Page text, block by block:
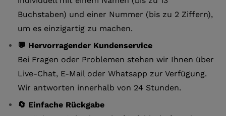
Buchstaben) und einer Nummer (bis zu 2 Ziffern),
um es einzigartig zu machen.
💬 Hervorragender Kundenservice
Bei Fragen oder Problemen stehen wir Ihnen über
Live-Chat, E-Mail oder Whatsapp zur Verfügung.
Wir antworten innerhalb von 24 Stunden.
🔄 Einfache Rückgabe